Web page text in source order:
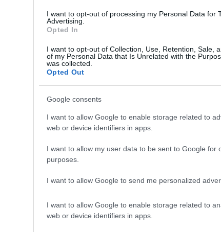
I want to opt-out of processing my Personal Data for
Advertising.
Opted In
I want to opt-out of Collection, Use, Retention, Sale,
of my Personal Data that Is Unrelated with the
was collected.
Opted Out
Google consents
I want to allow Google to enable storage related to
web or device identifiers in apps.
I want to allow my user data to be sent to Google for
purposes.
I want to allow Google to send me personalized
I want to allow Google to enable storage related to
web or device identifiers in apps.